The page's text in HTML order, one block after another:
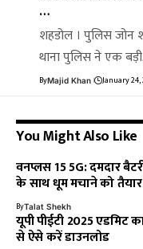
…
शहडोल । पुलिस जोन
थाना पुलिस ने एक
ByMajid Khan January 24,
You Might Also Like
वनप्लस 15 5G: दमदार
के साथ धूम मचाने को तैयार
ByTalat Shekh
यूपी पीईटी 2025 एडमिट
से ऐसे करें डाउनलोड